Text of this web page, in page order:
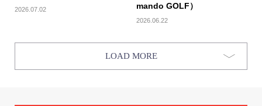
2026.07.02
mando GOLF）
2026.06.22
LOAD MORE